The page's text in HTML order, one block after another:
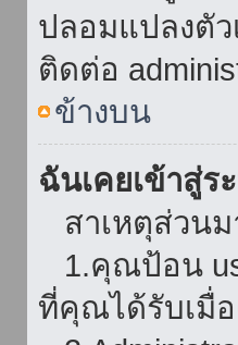
ปลอมแปลงตั
ติดต่อ
ข้างบน
ฉันเคยเข้าสู่
สาเหตุส่วนม
1.คุณป้อน
ที่คุณได้รับเมื่